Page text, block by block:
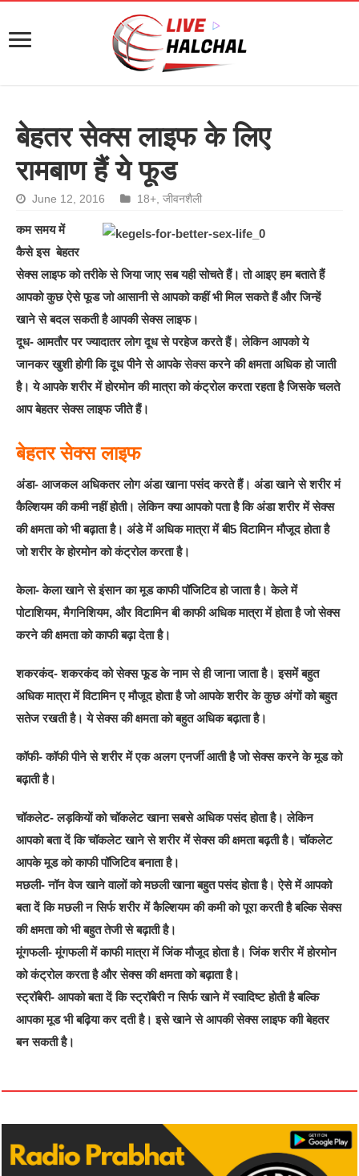
बेहतर सेक्स लाइफ के लिए
रामबाण हैं ये फूड
June 12, 2016 18+ ,जीवनशैली
कम समय में
कैसे इसबेहतर
सेक्सलाइफ कोतरीके से जिया जाए सब यही सोचते हैं। तो आइए हम बताते हैं
आपको कुछ ऐसे फूड जो आसानी से आपको कहीं भी मिल सकते हैं और जिन्हें
खाने से बदल सकती है आपकी सेक्स लाइफ।
दूध- आमतौर पर ज्यादातर लोग दूध से परहेज करते हैं। लेकिन आपको ये
जानकर खुशी होगी कि दूध पीने से आपकेसेक्सकरने की क्षमता अधिक हो जाती
है। ये आपके शरीर में होरमोन की मात्रा को कंट्रोल करता रहता है जिसके चलते
आप बेहतर सेक्स लाइफ जीते हैं।
बेहतर सेक्स लाइफ
अंडा- आजकल अधिकतर लोग अंडा खाना पसंद करते हैं। अंडा खाने से शरीर मं
कैल्शियम की कमी नहीं होती। लेकिन क्या आपको पता है कि अंडा शरीर में सेक्स
की क्षमता को भी बढ़ाता है। अंडे में अधिक मात्रा में बी5 विटामिन मौजूद होता है
जो शरीर के होरमोन को कंट्रोल करता है।
केला- केला खाने से इंसान का मूड काफी पॉजिटिव हो जाता है। केले में
पोटाशियम, मैगनिशियम, और विटामिन बी काफी अधिक मात्रा में होता है जो सेक्स
करने की क्षमता को काफी बढ़ा देता है।
शकरकंद- शकरकंद को सेक्स फूड के नाम से ही जाना जाता है। इसमें बहुत
अधिक मात्रा में विटामिन ए मौजूद होता है जो आपके शरीर के कुछ अंगों को बहुत
सतेज रखती है। ये सेक्स की क्षमता को बहुत अधिक बढ़ाता है।
कॉफी- कॉफी पीने से शरीर में एक अलग एनर्जी आती है जो सेक्स करने के मूड को
बढ़ाती है।
चॉकलेट- लड़कियों को चॉकलेट खाना सबसे अधिक पसंद होता है। लेकिन
आपको बता दें कि चॉकलेट खाने से शरीर में सेक्स की क्षमता बढ़ती है। चॉकलेट
आपके मूड को काफी पॉजिटिव बनाता है।
मछली- नॉन वेज खाने वालों को मछली खाना बहुत पसंद होता है। ऐसे में आपको
बता दें कि मछली न सिर्फ शरीर में कैल्शियम की कमी को पूरा करती है बल्कि सेक्स
की क्षमता को भी बहुत तेजी से बढ़ाती है।
मूंगफली- मूंगफली में काफी मात्रा में जिंक मौजूद होता है। जिंक शरीर में होरमोन
को कंट्रोल करता है और सेक्स की क्षमता को बढ़ाता है।
स्ट्रॉबेरी- आपको बता दें कि स्ट्रॉबेरी न सिर्फ खाने में स्वादिष्ट होती है बल्कि
आपका मूड भी बढ़िया कर दती है। इसे खाने से आपकी सेक्स लाइफ काी बेहतर
बन सकती है।